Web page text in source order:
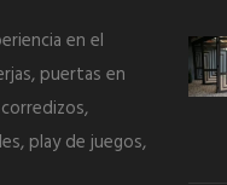
en el
puertas en
play de juegos,